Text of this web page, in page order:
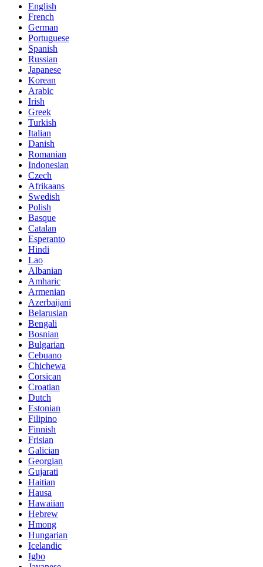
English
French
German
Portuguese
Spanish
Russian
Japanese
Korean
Arabic
Irish
Greek
Turkish
Italian
Danish
Romanian
Indonesian
Czech
Afrikaans
Swedish
Polish
Basque
Catalan
Esperanto
Hindi
Lao
Albanian
Amharic
Armenian
Azerbaijani
Belarusian
Bengali
Bosnian
Bulgarian
Cebuano
Chichewa
Corsican
Croatian
Dutch
Estonian
Filipino
Finnish
Frisian
Galician
Georgian
Gujarati
Haitian
Hausa
Hawaiian
Hebrew
Hmong
Hungarian
Icelandic
Igbo